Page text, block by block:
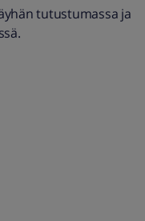
tutustumassa ja